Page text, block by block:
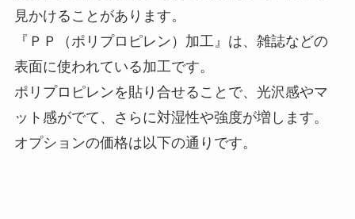
見かけることがあります。
『ＰＰ（ポリプロピレン）加工』は、雑誌などの
表面に使われている加工です。
ポリプロピレンを貼り合せることで、光沢感やマ
ット感がでて、さらに対湿性や強度が増します。
オプションの価格は以下の通りです。